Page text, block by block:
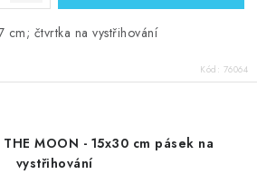
cm; čtvrtka na vystřihování
Kód: 76064
MOON - 15x30 cm pásek na
vystřihování